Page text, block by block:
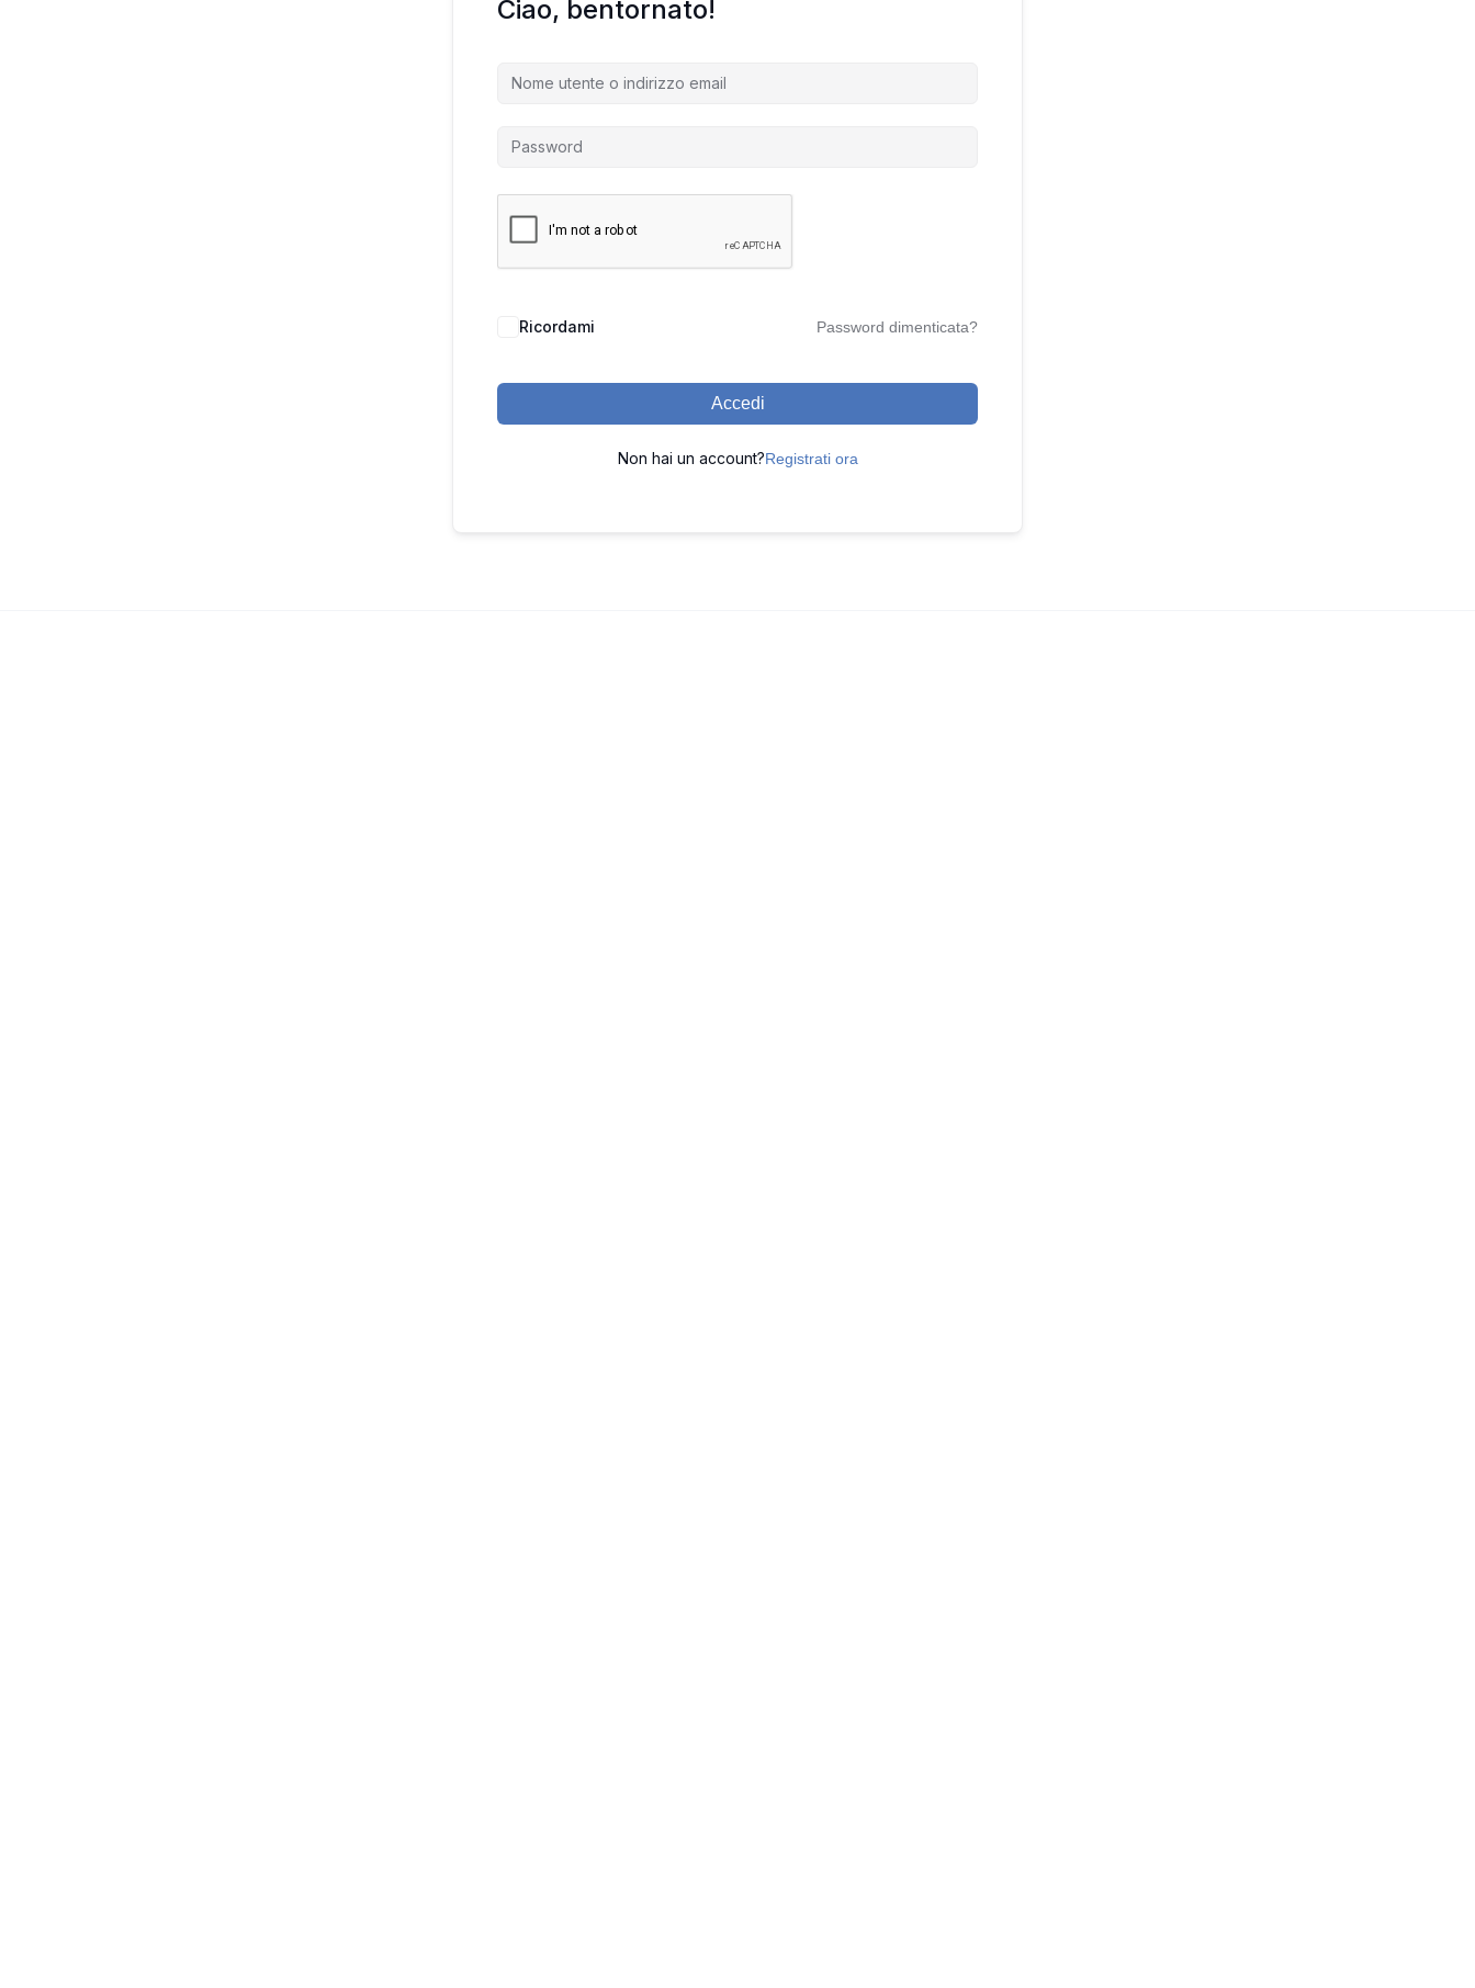
Ciao, bentornato!
Ricordami Password dimenticata?
Accedi
Non hai un account?Registrati ora